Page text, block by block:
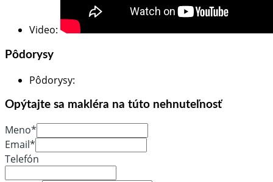
Video:
Pôdorysy
Pôdorysy:
Opýtajte sa makléra na túto nehnuteľnosť
Meno*
Email*
Telefón